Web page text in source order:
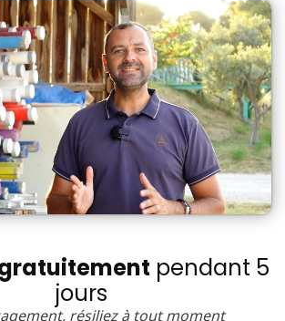
pendant 5
jours
résiliez à tout moment